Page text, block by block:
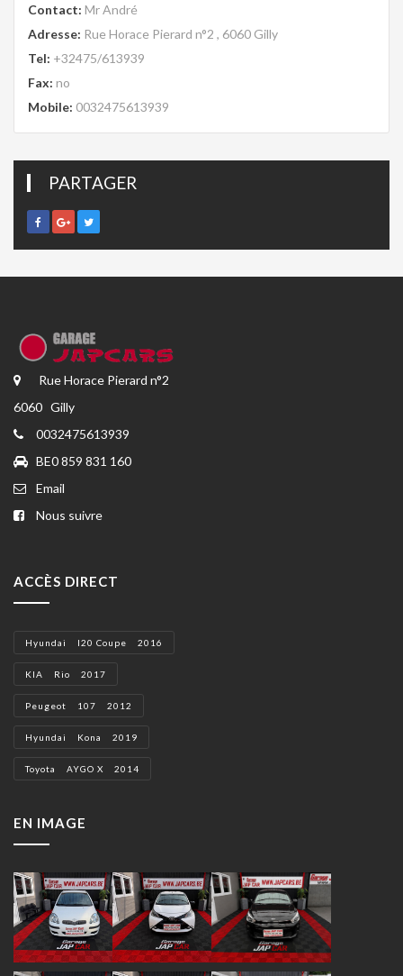
Contact: Mr André
Adresse: Rue Horace Pierard n°2 , 6060 Gilly
Tel: +32475/613939
Fax: no
Mobile: 0032475613939
PARTAGER
Rue Horace Pierard n°2
6060 Gilly
0032475613939
BE0 859 831 160
Email
Nous suivre
ACCÈS DIRECT
Hyundai I20 Coupe 2016
KIA Rio 2017
Peugeot 107 2012
Hyundai Kona 2019
Toyota AYGO X 2014
EN IMAGE